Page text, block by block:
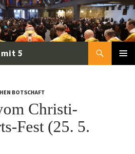
BOTSCHAFT
Christi-
Fest (25. 5.